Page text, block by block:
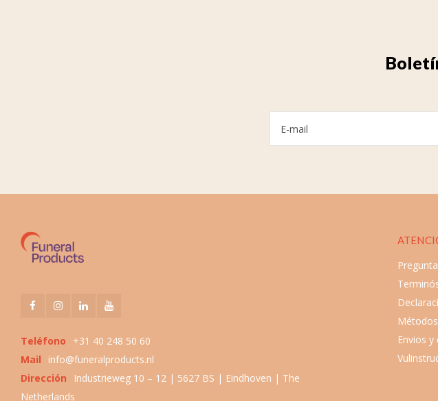
Teléfono
+31 40 248 50 60
Mail
info@funeralproducts.nl
Dirección
Industrieweg 10 – 12 | 5627 BS | Eindhoven | The
Netherlands
Envios